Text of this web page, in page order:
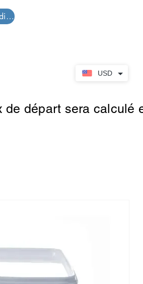
USD
Devis d'expédition
de départ sera calculé